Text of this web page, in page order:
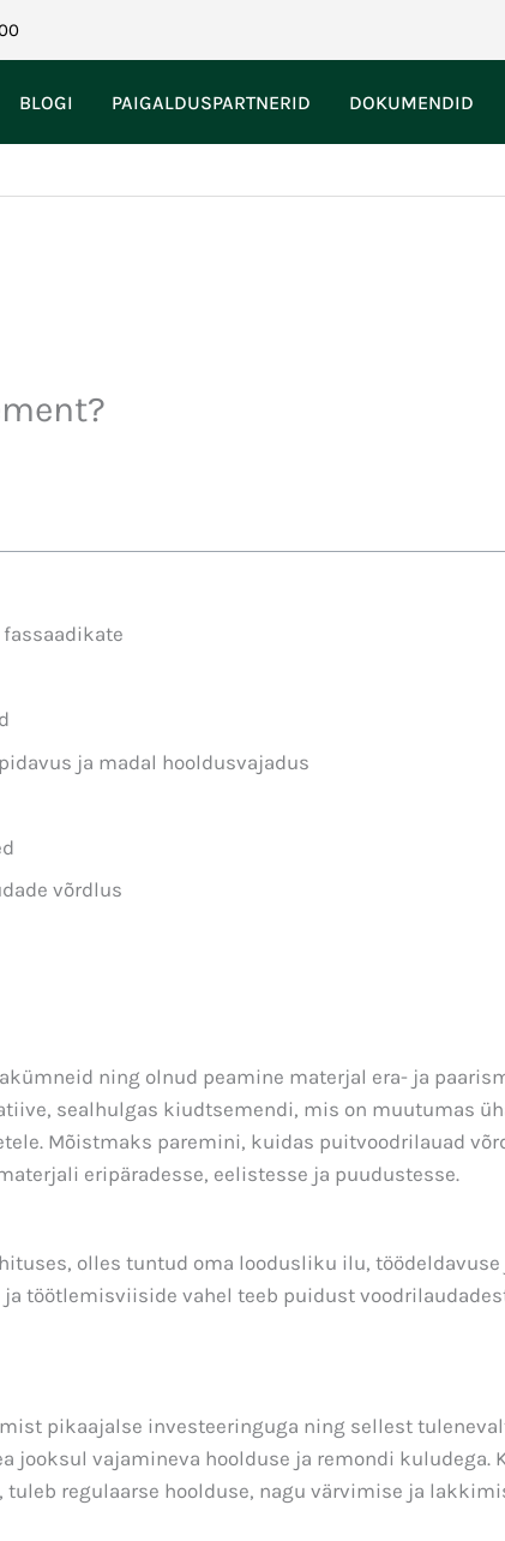
BLOGI PAIGALDUSPARTNERID DOKUMENDID
ja madal hooldusvajadus
võrdlus
ning olnud peamine materjal era- ja
sealhulgas kiudtsemendi, mis on muutumas
Mõistmaks paremini, kuidas puitvoodrilauad
eripäradesse, eelistesse ja puudustesse.
olles tuntud oma loodusliku ilu,
töötlemisviiside vahel teeb puidust
pikaajalse investeeringuga ning sellest
jooksul vajamineva hoolduse ja remondi kuludega.
regulaarse hoolduse, nagu värvimise ja